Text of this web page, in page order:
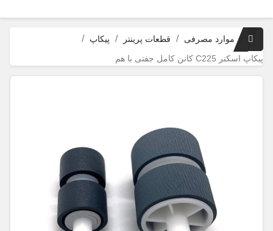
موارد مصرفی قطعات پرینتر
پیکاپ
پیکاپ اسکنر C225 کانن کامل جفتی با هم